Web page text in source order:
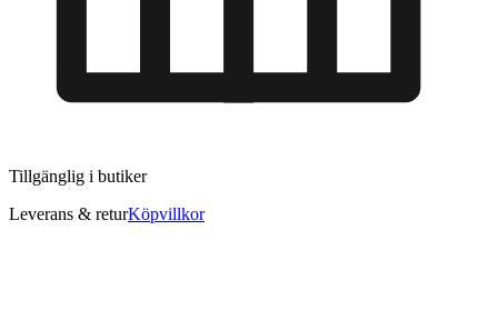
Tillgänglig i butiker
Leverans & returKöpvillkor